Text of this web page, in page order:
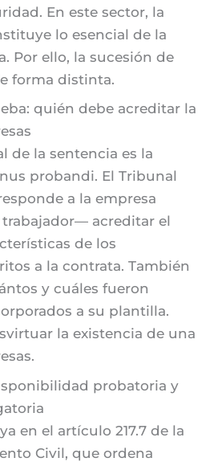
En este sector, la
lo esencial de la
Por ello, la sucesión de
forma distinta.
quién debe acreditar la
de la sentencia es la
probandi. El Tribunal
a la empresa
acreditar el
de los
a la contrata. También
y cuáles fueron
a su plantilla.
la existencia de una
probatoria y
en el artículo 217.7 de la
Civil, que ordena